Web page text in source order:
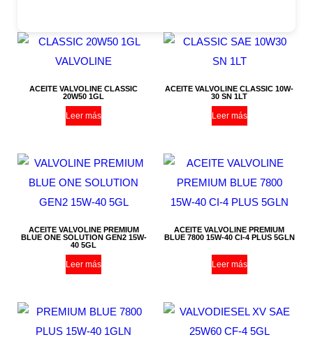
ACEITE VALVOLINE CLASSIC
20W50 1GL
Leer más
ACEITE VALVOLINE CLASSIC 10W-
30 SN 1LT
Leer más
ACEITE VALVOLINE PREMIUM
BLUE ONE SOLUTION GEN2 15W-
40 5GL
Leer más
ACEITE VALVOLINE PREMIUM
BLUE 7800 15W-40 CI-4 PLUS 5GLN
Leer más